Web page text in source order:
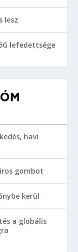
lesz
lefedettsége
havi
gombot
kerül
a globális